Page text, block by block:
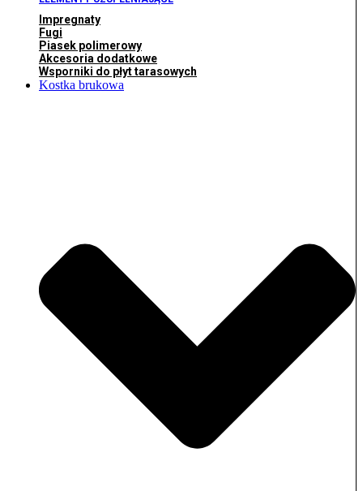
Impregnaty
Fugi
Piasek polimerowy
Akcesoria dodatkowe
Wsporniki do płyt tarasowych
Kostka brukowa